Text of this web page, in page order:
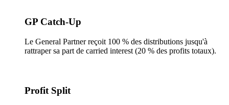
GP Catch-Up
Le General Partner reçoit 100 % des distributions jusqu'à
rattraper sa part de carried interest (20 % des profits totaux).
Profit Split